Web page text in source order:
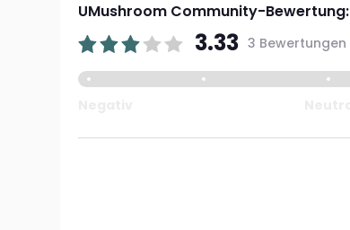
UMushroom Community-Bewertung:
3.33 3 Bewertungen